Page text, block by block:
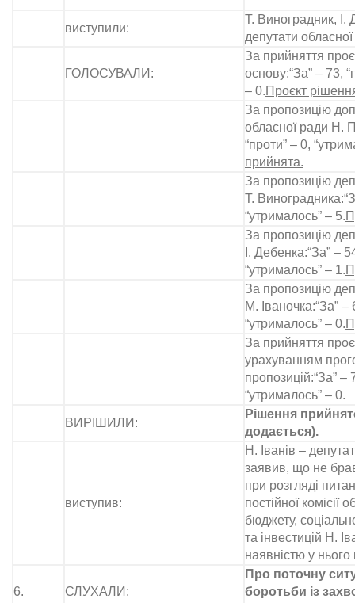
виступили:
Т. Виноградник, І.
депутати
ГОЛОСУВАЛИ:
За прийняття
основу:“За” – 73,
– 0.Проєкт
За пропозицію
обласної ради Н.
“проти” – 0,
прийнята.
За пропозицію
Т.
“утрималось” – 5.
За пропозицію
І. Дебенка:“За” –
“утрималось” – 1.
За пропозицію
М. Іваночка:“За” –
“утрималось” – 0.
За прийняття
урахуванням
пропозицій:“За” –
“утрималось” – 0.
ВИРІШИЛИ:
Рішення
додається).
виступив:
Н. Іванів –
заявив, що не
при розгляді
постійної комісії
бюджету,
та інвестицій Н.
наявністю у нього
6. СЛУХАЛИ:
Про поточну
боротьби із